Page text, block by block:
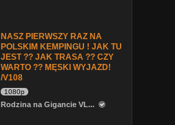
NASZ PIERWSZY RAZ NA
POLSKIM KEMPINGU ! JAK TU
JEST ?? JAK TRASA ?? CZY
WARTO ?? MĘSKI WYJAZD!
/V108
1080p
Rodzina na Gigancie VL...